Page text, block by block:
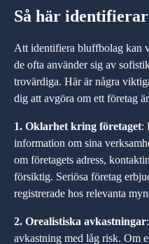
Så här
Att identifiera bluffbolag kan
de ofta använder sig av
trovärdiga. Här är några
dig att avgöra om ett företag
1. Oklarhet kring företaget:
information om sina
om företagets adress,
försiktig. Seriösa företag
registrerade hos relevanta
2. Orealistiska avkastningar
avkastning med låg risk. Om